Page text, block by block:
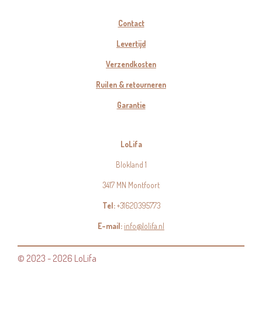
Contact
Levertijd
Verzendkosten
Ruilen & retourneren
Garantie
LoLifa
Blokland 1
3417 MN Montfoort
Tel:+31620395773
E-mail:info@lolifa.nl
© 2023 - 2026 LoLifa